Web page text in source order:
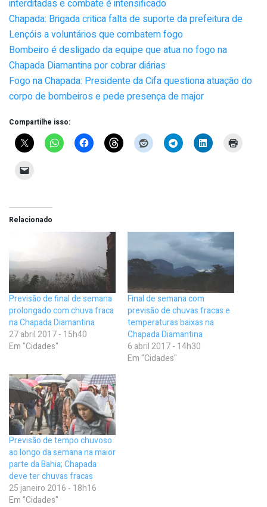
interditadas e combate é intensificado
Chapada: Brigada critica falta de suporte da prefeitura de
Lençóis a voluntários que combatem fogo
Bombeiro é desligado da equipe que atua no fogo na
Chapada Diamantina por cobrar diárias
Fogo na Chapada: Presidente da Cifa questiona atuação do
corpo de bombeiros e pede presença de major
Compartilhe isso:
Relacionado
Previsão de final de semana
prolongado com chuva fraca
na Chapada Diamantina
27 abril 2017 - 15h40
Em "Cidades"
Final de semana com
previsão de chuvas fracas e
temperaturas baixas na
Chapada Diamantina
6 abril 2017 - 14h30
Em "Cidades"
Previsão de tempo chuvoso
ao longo da semana na maior
parte da Bahia; Chapada
deve ter chuvas fracas
25 janeiro 2016 - 18h16
Em "Cidades"